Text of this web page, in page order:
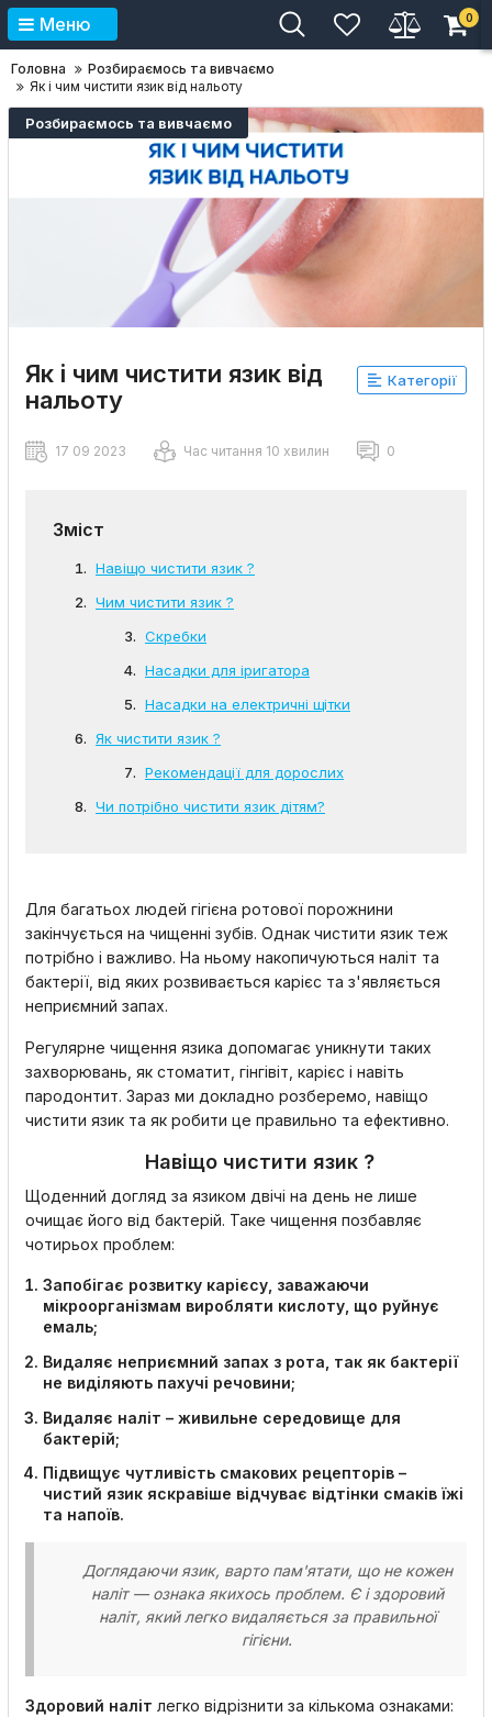
Меню 0
Головна
Розбираємось та вивчаємо
Як і чим чистити язик від нальоту
Розбираємось та вивчаємо
Як і чим чистити язик від
нальоту
Категорії
17 09 2023 Час читання 10 хвилин 0
Зміст
Навіщо чистити язик ?
Чим чистити язик ?
Скребки
Насадки для іригатора
Насадки на електричні щітки
Як чистити язик ?
Рекомендації для дорослих
Чи потрібно чистити язик дітям?
Для багатьох людей гігієна ротової порожнини
закінчується на чищенні зубів. Однак чистити язик теж
потрібно і важливо. На ньому накопичуються наліт та
бактерії, від яких розвивається карієс та з'являється
неприємний запах.
Регулярне чищення язика допомагає уникнути таких
захворювань, як стоматит, гінгівіт, карієс і навіть
пародонтит. Зараз ми докладно розберемо, навіщо
чистити язик та як робити це правильно та ефективно.
Навіщо чистити язик ?
Щоденний догляд за язиком двічі на день не лише
очищає його від бактерій. Таке чищення позбавляє
чотирьох проблем:
Запобігає розвитку карієсу, заважаючи
мікроорганізмам виробляти кислоту, що руйнує
емаль;
Видаляє неприємний запах з рота, так як бактерії
не виділяють пахучі речовини;
Видаляє наліт – живильне середовище для
бактерій;
Підвищує чутливість смакових рецепторів –
чистий язик яскравіше відчуває відтінки смаків їжі
та напоїв.
Доглядаючи язик, варто пам'ятати, що не кожен
наліт — ознака якихось проблем. Є і здоровий
наліт, який легко видаляється за правильної
гігієни.
Здоровий наліт легко відрізнити за кількома ознаками: